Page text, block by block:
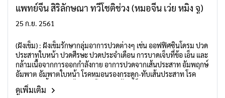
แพทย์จีน สิริลักษณา ทวีโชติช่วง (หมอจีน เว่ย หมิง จู)
25 ก.ย. 2561
(ฝังเข็ม) : ฝังเข็มรักษากลุ่มอาการปวดต่างๆ เช่น ออฟฟิศซินโดรม ปวด
ประสาทใบหน้า ปวดศีรษะ ปวดประจำเดือน การบาดเจ็บที่ข้อ เอ็น และ
กล้ามเนื้อจากการออกกำลังกาย อาการปวดจากเส้นประสาท อัมพฤกษ์
อัมพาต อัมพาตใบหน้า โรคหมอนรองกระดูก-ทับเส้นประสาท โรค
อ่อนเพลียเรื้อรัง นอนไม่หลับ โรคภูมิแพ้ ฝังเข็มรักษาอาการทางผิวหนัง
และปรับสมดุลร่างกายด้วยการฝังเข็ม
ดูเพิ่มเติม